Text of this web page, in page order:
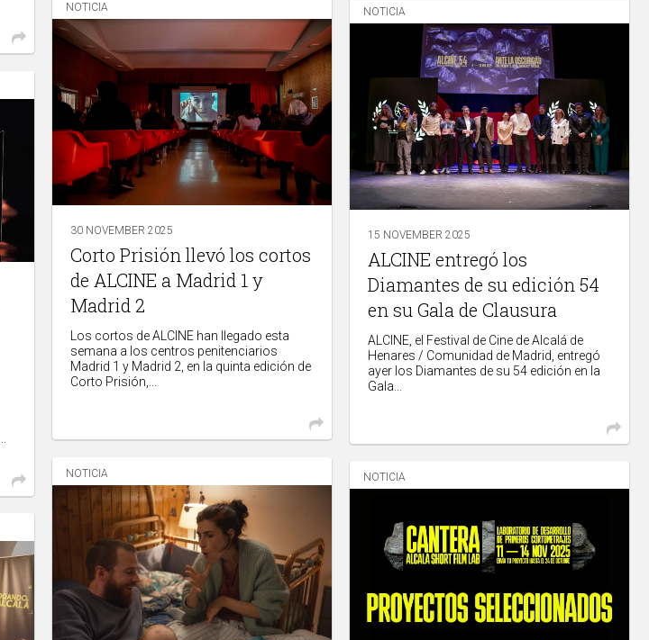
NOTICIA
30 NOVEMBER 2025
Corto Prisión llevó los cortos
de ALCINE a Madrid 1 y
Madrid 2
Los cortos de ALCINE han llegado esta
semana a los centros penitenciarios
Madrid 1 y Madrid 2, en la quinta edición de
Corto Prisión,...
NOTICIA
15 NOVEMBER 2025
ALCINE entregó los
Diamantes de su edición 54
en su Gala de Clausura
ALCINE, el Festival de Cine de Alcalá de
Henares / Comunidad de Madrid, entregó
ayer los Diamantes de su 54 edición en la
Gala...
NOTICIA NOTICIA